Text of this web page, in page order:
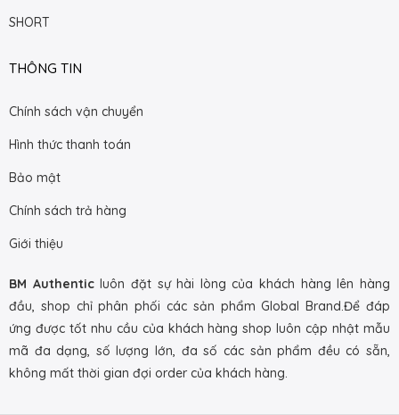
SHORT
THÔNG TIN
Chính sách vận chuyển
Hình thức thanh toán
Bảo mật
Chính sách trả hàng
Giới thiệu
BM Authenticluôn đặt sự hài lòng của khách hàng lên hàng
đầu, shop chỉ phân phối các sản phẩm Global Brand.Để đáp
ứng được tốt nhu cầu của khách hàng shop luôn cập nhật mẫu
mã đa dạng, số lượng lớn, đa số các sản phẩm đều có sẵn,
không mất thời gian đợi order của khách hàng.